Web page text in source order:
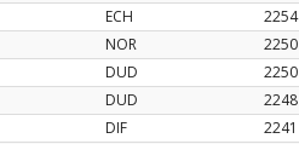
ECH 2254
NOR 2250
DUD 2250
DUD 2248
DIF 2241